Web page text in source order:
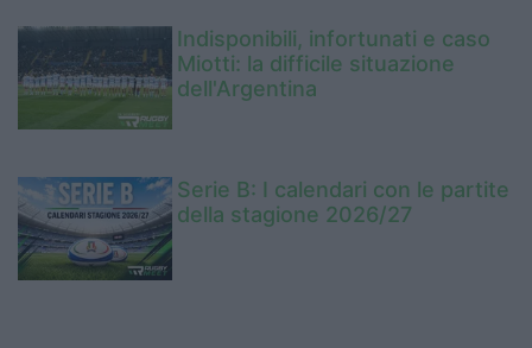
Indisponibili, infortunati e caso
Miotti: la difficile situazione
dell'Argentina
Serie B: I calendari con le partite
della stagione 2026/27